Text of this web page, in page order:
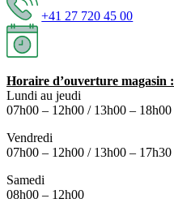
+41 27 720 45 00
Horaire d’ouverture magasin :
Lundi au jeudi
07h00 – 12h00 / 13h00 – 18h00
Vendredi
07h00 – 12h00 / 13h00 – 17h30
Samedi
08h00 – 12h00